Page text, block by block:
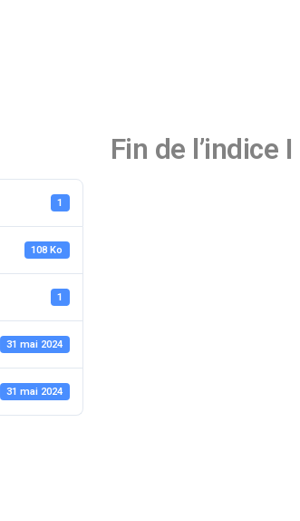
1
108 Ko
1
31 mai 2024
31 mai 2024
Fin de l’indice I